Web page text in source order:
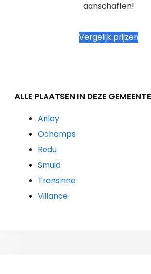
aanschaffen!
Vergelijk prijzen
ALLE PLAATSEN IN DEZE GEMEENTE
Anloy
Ochamps
Redu
Smuid
Transinne
Villance